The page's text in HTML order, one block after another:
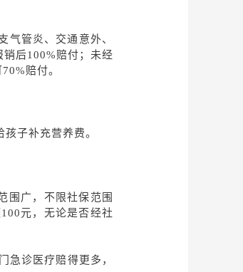
气管炎、交通意外、
后100%赔付；未经
赔付。
子补充营养费。
围广，不限社保范围
元，无论是否经社
急诊医疗赔得更多，